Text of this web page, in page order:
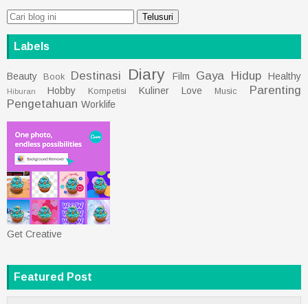
Labels
Beauty Book Destinasi Diary Film Gaya Hidup Healthy
Hiburan Hobby Kompetisi Kuliner Love Music
Parenting
Pengetahuan Worklife
Get Creative
Featured Post